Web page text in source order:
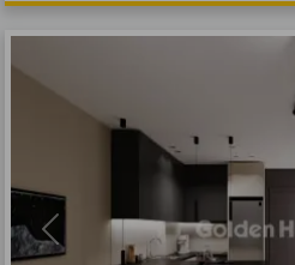
Previous